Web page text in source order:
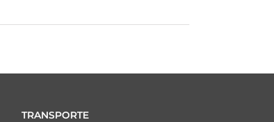
TRANSPORTE